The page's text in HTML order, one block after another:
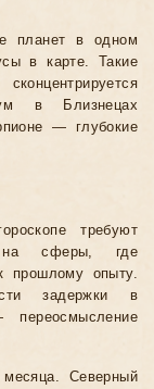
планет в одном
в карте. Такие
в Близнецах
— глубокие
требуют
на сферы, где
прошлому опыту.
задержки в
переосмысление
Северный